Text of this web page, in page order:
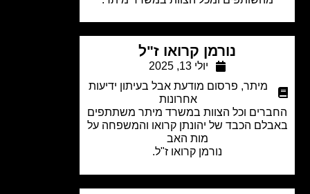
נורמן קרואו ז"ל
מיתר,
פרסום מודעת אבל בעיתון ידיעות
אחרונות
וכל הצוות במשרד מיתר משתתפים
הכבד של יהונתן קרואו והמשפחה על
מות האב
נורמן קרואו ז"ל.